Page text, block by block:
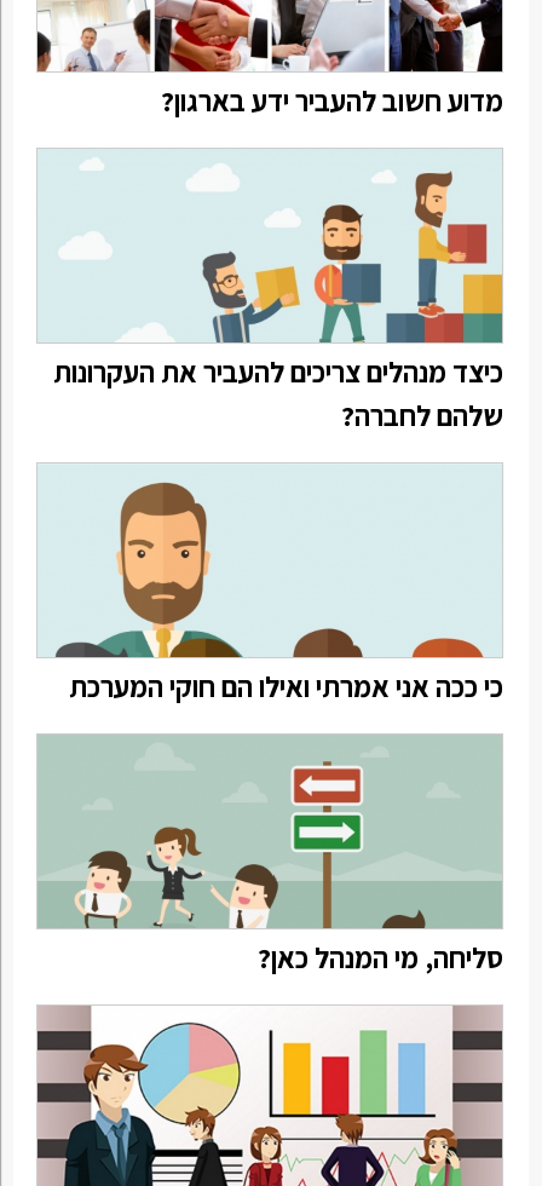
מדוע חשוב להעביר ידע בארגון?
כיצד מנהלים צריכים להעביר את העקרונות
שלהם לחברה?
כי ככה אני אמרתי ואילו הם חוקי המערכת
סליחה, מי המנהל כאן?